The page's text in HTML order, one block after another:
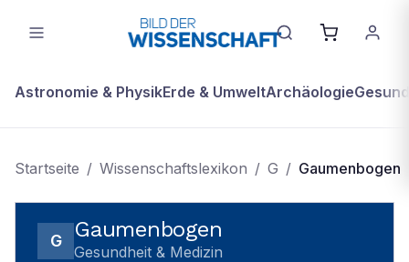
Astronomie & PhysikErde & UmweltArchäologie
Startseite / Wissenschaftslexikon / G / Gaumenbogen
G Gaumenbogen
Gesundheit & Medizin